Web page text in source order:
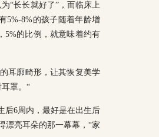
“长长就好了”，而临床上
5%-8%的孩子随着年龄增
5%的比例，就意味着约有
耳廓畸形，让其恢复美学
罩。“
6周内，最好是在出生后
漂亮耳朵的那一幕幕，“家